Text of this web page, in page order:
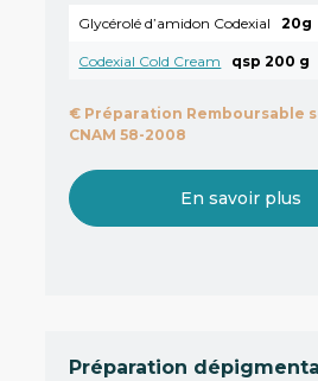
Glycérolé d’amidon Codexial 20g
Codexial Cold Cream qsp 200 g
€ Préparation Remboursable
CNAM 58-2008
En savoir plus
Préparation